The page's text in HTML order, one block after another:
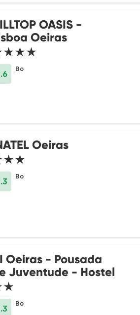
OASIS -
Oeiras
Bo
Oeiras
Bo
Oeiras - Pousada
Juventude - Hostel
Bo